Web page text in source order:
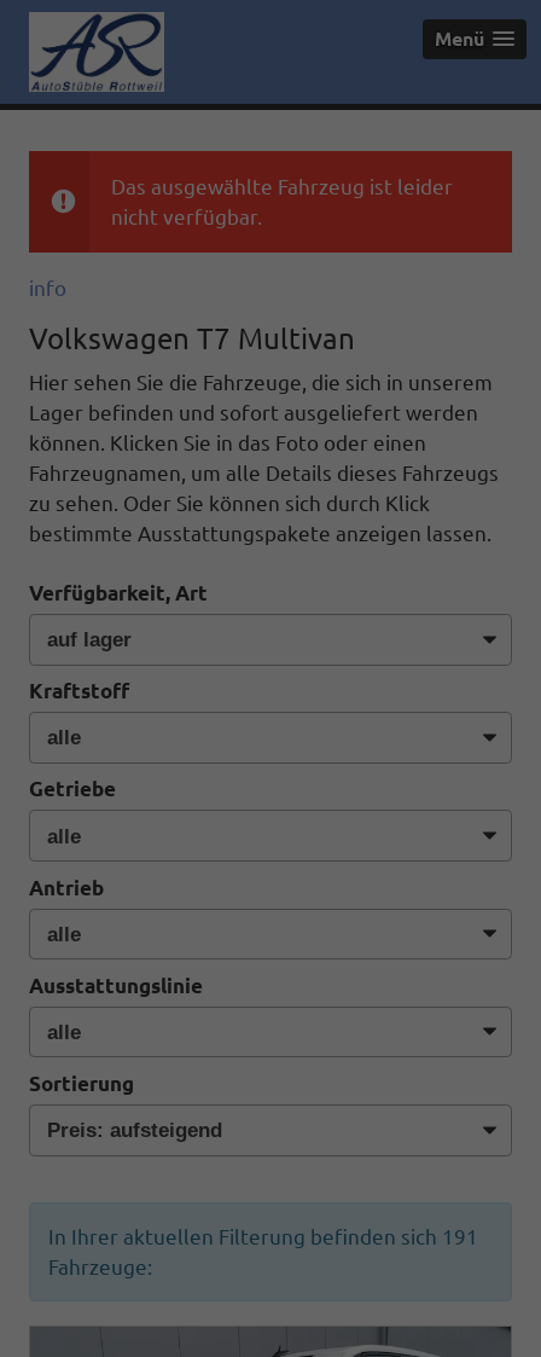
Menü
Das ausgewählte Fahrzeug ist leider
nicht verfügbar.
info
Volkswagen T7 Multivan
Hier sehen Sie die Fahrzeuge, die sich in unserem
Lager befinden und sofort ausgeliefert werden
können. Klicken Sie in das Foto oder einen
Fahrzeugnamen, um alle Details dieses Fahrzeugs
zu sehen. Oder Sie können sich durch Klick
bestimmte Ausstattungspakete anzeigen lassen.
Verfügbarkeit, Art
Kraftstoff
Getriebe
Antrieb
Ausstattungslinie
Sortierung
In Ihrer aktuellen Filterung befinden sich 191
Fahrzeuge: